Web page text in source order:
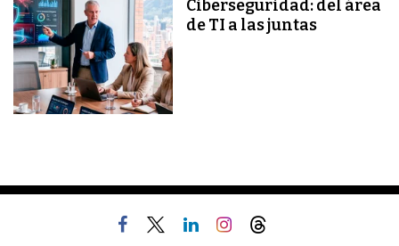
Ciberseguridad: del área
de TI a las juntas